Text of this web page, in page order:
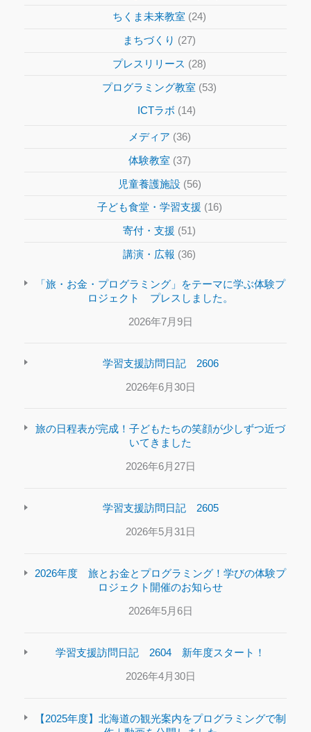
ちくま未来教室 (24)
まちづくり (27)
プレスリリース (28)
プログラミング教室 (53)
ICTラボ (14)
メディア (36)
体験教室 (37)
児童養護施設(56)
子ども食堂・学習支援 (16)
寄付・支援 (51)
講演・広報 (36)
「旅・お金・プログラミング」をテーマに学ぶ体験プ
ロジェクト プレスしました。
2026年7月9日
学習支援訪問日記 2606
2026年6月30日
旅の日程表が完成！子どもたちの笑顔が少しずつ近づ
いてきました
2026年6月27日
学習支援訪問日記 2605
2026年5月31日
2026年度 旅とお金とプログラミング！学びの体験プ
ロジェクト開催のお知らせ
2026年5月6日
学習支援訪問日記 2604 新年度スタート！
2026年4月30日
【2025年度】北海道の観光案内をプログラミングで制